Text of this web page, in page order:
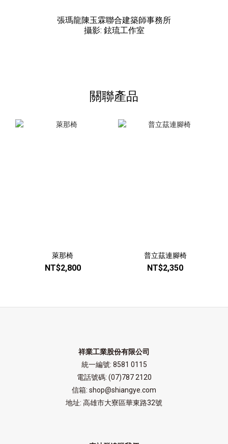
張瑪龍陳玉霖聯合建築師事務所
攝影: 鉉琉工作室
關聯產品
萊那椅
NT$2,800
普立茲連腳椅
NT$2,350
祥業工業股份有限公司
統一編號: 8581 0115
電話號碼: (07)787 2120
信箱: shop@shiangye.com
地址: 高雄市大寮區華東路32號